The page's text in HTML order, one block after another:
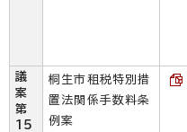
議
案
第
15
桐生市租税特別措
置法関係手数料条
例案